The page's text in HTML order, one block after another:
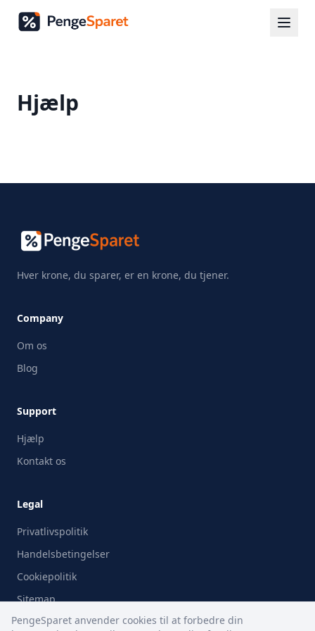
Hjælp
Hver krone, du sparer, er en krone, du tjener.
Company
Om os
Blog
Support
Hjælp
Kontakt os
Legal
Privatlivspolitik
Handelsbetingelser
Cookiepolitik
Sitemap
PengeSparet anvender cookies til at forbedre din